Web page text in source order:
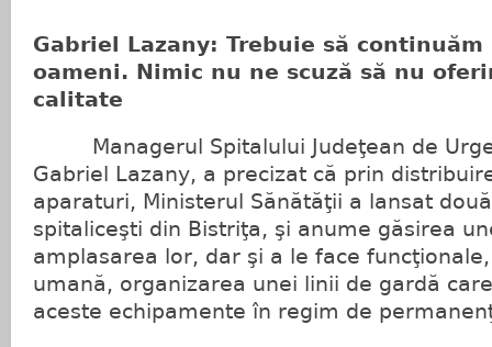
Gabriel Lazany: Trebuie să
oameni. Nimic nu ne scuză să nu
calitate
Managerul Spitalului Judeţean de
Gabriel Lazany, a precizat că prin
aparaturi, Ministerul Sănătăţii a lansat
spitaliceşti din Bistriţa, şi anume găsirea
amplasarea lor, dar şi a le face
umană, organizarea unei linii de gardă
aceste echipamente în regim de